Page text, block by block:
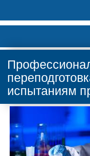
испытаниям